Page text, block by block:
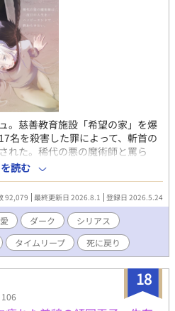
。慈善教育施設「希望の家」を爆
名を殺害した罪によって、斬首の
れた。稀代の悪の魔術師と罵ら
で睨め付けられながら短い生涯を
を覚ますと、そこは…、子供の頃
えない、全てを救って、二度目の
で終わらせてみせる！ーーー 年下
力高め薄幸魔術師【リヒト】 ※
気をつけ下さい、残酷表現は予告
ーエンド保証○ 完結まで執筆済
読む
92,079 最終更新日 2026.8.1 登録日 2026.5.24
ダーク
シリアス
タイムリープ 死に戻り
18